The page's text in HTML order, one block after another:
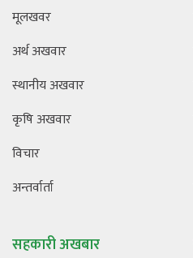
मूलखवर
अर्थ अखवार
स्थानीय अखवार
कृषि अखवार
विचार
अन्तर्वार्ता
सहकारी अखबार